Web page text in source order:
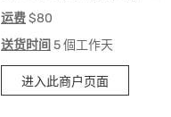
运费$80
送货时间 5 個工作天
进入此商户页面